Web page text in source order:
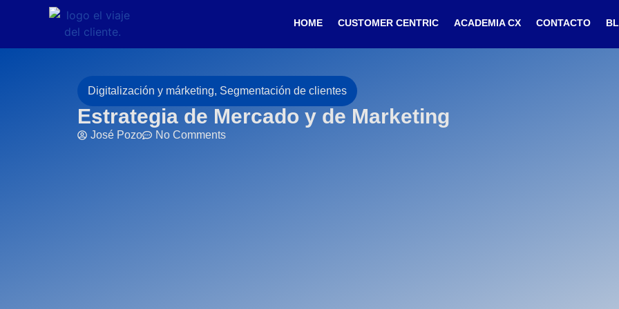
HOME CUSTOMER CENTRIC ACADEMIA CX CONTACTO
Digitalización y márketing, Segmentación de clientes
Estrategia de Mercado y de Marketing
José Pozo No Comments